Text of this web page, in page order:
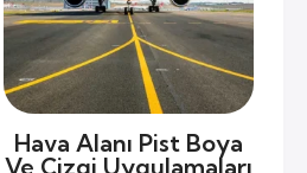
Hava Alanı Pist Boya
Ve Çizgi Uygulamaları